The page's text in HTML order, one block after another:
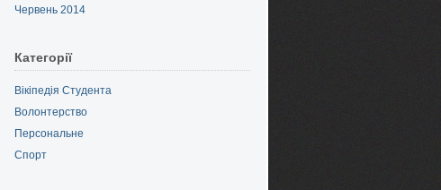
Червень 2014
Категорії
Вікіпедія Студента
Волонтерство
Персональне
Спорт